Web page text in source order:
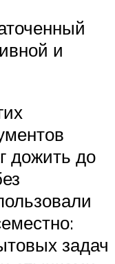
и
дожить до
задач